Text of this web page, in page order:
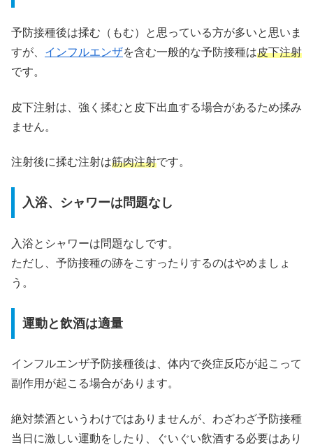
予防接種後は揉む（もむ）と思っている方が多いと思いま
すが、 インフルエンザを含む一般的な予防接種は皮下注射
です。
皮下注射は、強く揉むと皮下出血する場合があるため揉み
ません。
注射後に揉む注射は筋肉注射です。
入浴、シャワーは問題なし
入浴とシャワーは問題なしです。
ただし、予防接種の跡をこすったりするのはやめましょ
う。
運動と飲酒は適量
インフルエンザ予防接種後は、体内で炎症反応が起こって
副作用が起こる場合があります。
絶対禁酒というわけではありませんが、わざわざ予防接種
当日に激しい運動をしたり、ぐいぐい飲酒する必要はあり